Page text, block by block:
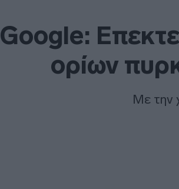
Google:
ορίων
Με την